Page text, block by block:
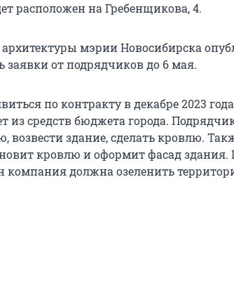
расположен на Гребенщикова, 4.
мэрии Новосибирска
заявки от подрядчиков до 6 мая.
по контракту в декабре 2023
из средств бюджета города.
возвести здание, сделать кровлю.
кровлю и оформит фасад
компания должна озеленить